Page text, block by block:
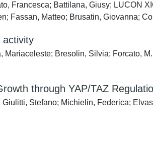
Francesca; Battilana, Giusy; LUCON
Fassan, Matteo; Brusatin, Giovanna;
activity
Bresolin, Silvia; Forcato,
through YAP/TAZ
Stefano; Michielin, Federica;